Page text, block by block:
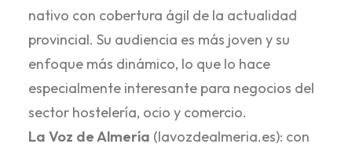
nativo con cobertura ágil de la actualidad
provincial. Su audiencia es más joven y su
enfoque más dinámico, lo que lo hace
especialmente interesante para negocios del
sector hostelería, ocio y comercio.
La Voz de Almería (lavozdealmeria.es): con